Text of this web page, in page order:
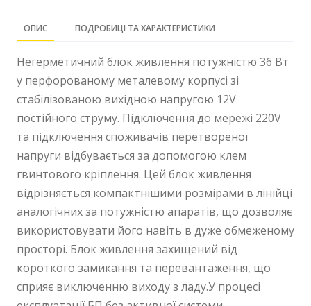
ОПИС ПОДРОБИЦІ ТА ХАРАКТЕРИСТИКИ
Негерметичний блок живлення потужністю 36 Вт
у перфорованому металевому корпусі зі
стабілізованою вихідною напругою 12V
постійного струму. Підключення до мережі 220V
та підключення споживачів перетвореної
напруги відбувається за допомогою клем
гвинтового кріплення. Цей блок живлення
відрізняється компактнішими розмірами в лінійці
аналогічних за потужністю апаратів, що дозволяє
використовувати його навіть в дуже обмеженому
просторі. Блок живлення захищений від
короткого замикання та перевантаження, що
сприяє виключенню виходу з ладу.У процесі